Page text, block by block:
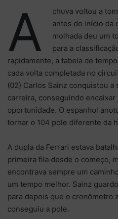
A
chuva voltou a
antes do início da
molhada deu um
para a
rapidamente, a tabela de
cada volta completada no
(02) Carlos Sainz conquistou a
carreira, conseguindo
oportunidade. O espanhol
tornar o 104 pole diferente da
A dupla da Ferrari estava
primeira fila desde o começo,
encontrava sempre um
um tempo melhor. Sainz
para depois que o cronômetro
conseguiu a pole.